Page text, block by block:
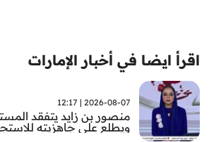
اقرأ ايضا في أخبار الإمارات
2026-08-07 | 12:17
منصور بن زايد يتفقد
ويطلع على جاهزيته